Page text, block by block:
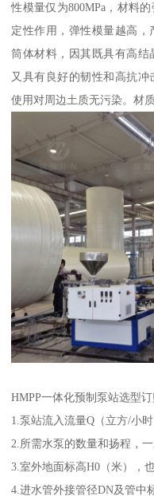
性模量仅为800MPa，材料
定性作用，弹性模量越高
筒体材料，因其既具有高结
又具有良好的韧性和高抗
使用对周边土质无污染。材
HMPP一体化预制泵站选型
1.泵站流入流量Q（立方/小
2.所需水泵的数量和扬程，
3.室外地面标高H0（米），
4.进水管外接管径DN及管中